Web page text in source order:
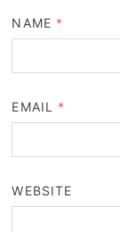
NAME *
EMAIL *
WEBSITE